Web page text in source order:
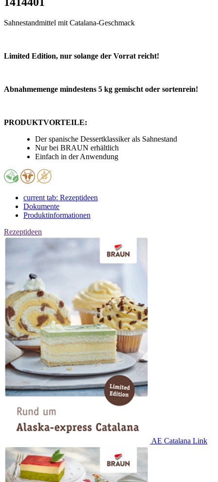
Sahnestandmittel mit Catalana-Geschmack
Limited Edition, nur solange der Vorrat reicht!
Abnahmemenge mindestens 5 kg gemischt oder sortenrein!
PRODUKTVORTEILE:
Der spanische Dessertklassiker als Sahnestand
Nur bei BRAUN erhältlich
Einfach in der Anwendung
current tab: Rezeptideen
Dokumente
Produktinformationen
Rezeptideen
AE Catalana Link